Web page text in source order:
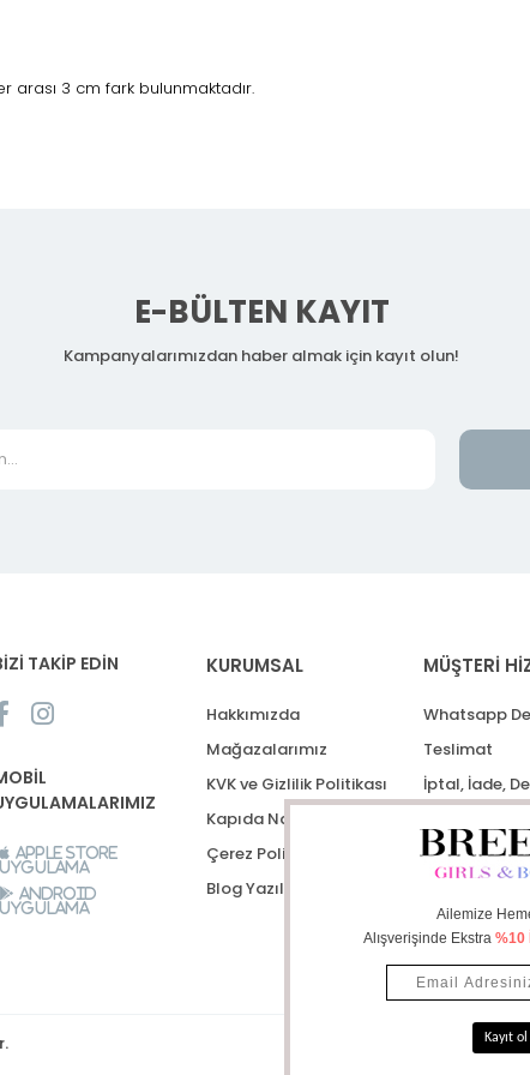
arası 3 cm fark bulunmaktadır.
E-BÜLTEN KAYIT
Kampanyalarımızdan haber almak için kayıt olun!
TAKİP EDİN
Apple Store
Uygulama
Android
Uygulama
KURUMSAL
Hakkımızda
Mağazalarımız
KVK ve Gizlilik Politikası
Kapıda Nakit Ödeme
Çerez Politikası
Blog Yazıları
MÜŞTERİ
Whatsapp
Teslimat
İptal, İade,